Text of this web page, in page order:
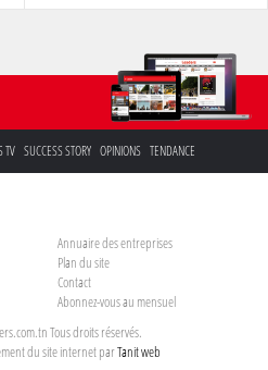
TV SUCCESS STORY OPINIONS TENDANCE
Annuaire des entreprises
Plan du site
Contact
Abonnez-vous au mensuel
Tous droits réservés.
du site internet parTanit web